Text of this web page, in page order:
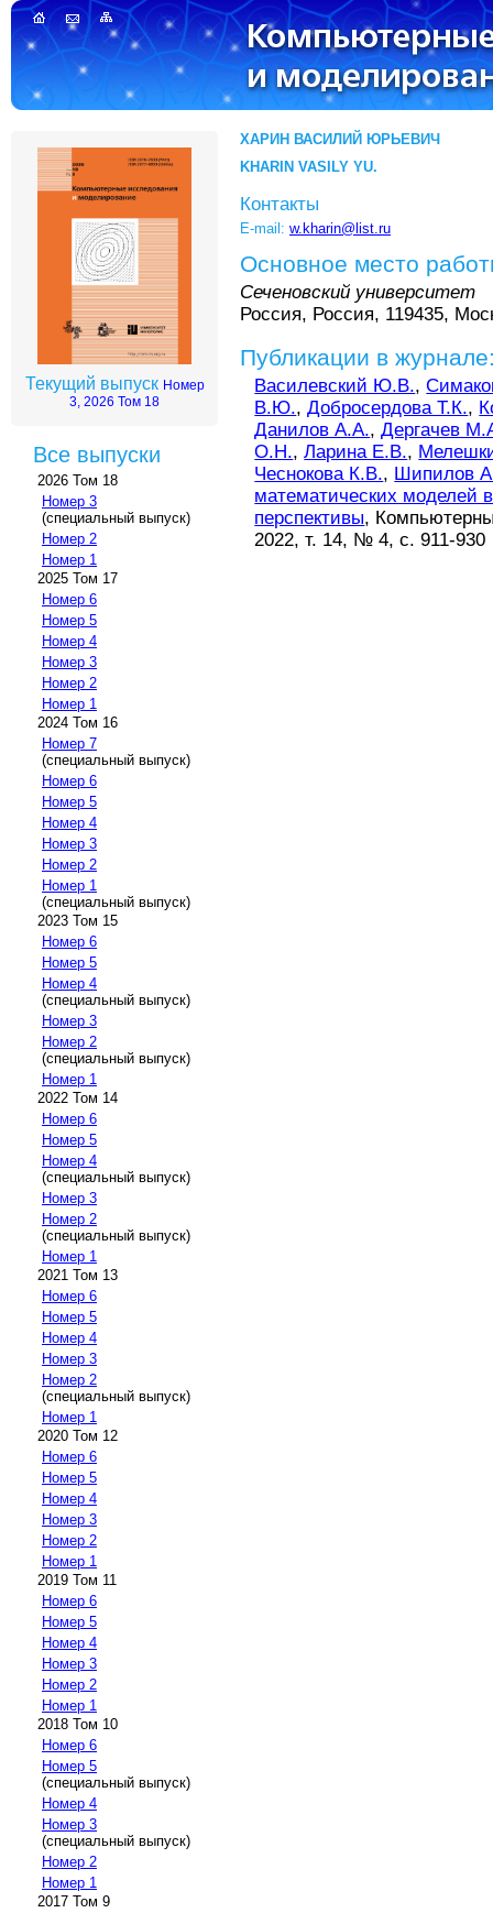
Текущий выпуск Номер
3, 2026 Том 18
Все выпуски
2026 Том 18
Номер 3
(специальный выпуск)
Номер 2
Номер 1
2025 Том 17
Номер 6
Номер 5
Номер 4
Номер 3
Номер 2
Номер 1
2024 Том 16
Номер 7
(специальный выпуск)
Номер 6
Номер 5
Номер 4
Номер 3
Номер 2
Номер 1
(специальный выпуск)
2023 Том 15
Номер 6
Номер 5
Номер 4
(специальный выпуск)
Номер 3
Номер 2
(специальный выпуск)
Номер 1
2022 Том 14
Номер 6
Номер 5
Номер 4
(специальный выпуск)
Номер 3
Номер 2
(специальный выпуск)
Номер 1
2021 Том 13
Номер 6
Номер 5
Номер 4
Номер 3
Номер 2
(специальный выпуск)
Номер 1
2020 Том 12
Номер 6
Номер 5
Номер 4
Номер 3
Номер 2
Номер 1
2019 Том 11
Номер 6
Номер 5
Номер 4
Номер 3
Номер 2
Номер 1
2018 Том 10
Номер 6
Номер 5
(специальный выпуск)
Номер 4
Номер 3
(специальный выпуск)
Номер 2
Номер 1
2017 Том 9
ХАРИН ВАСИЛИЙ ЮРЬЕВИЧ
KHARIN VASILY YU.
Контакты
E-mail: w.kharin@list.ru
Основное место
Сеченовский университет
Россия, Россия, 119435,
Публикации в
Василевский Ю.В.,
В.Ю.,Добросердова Т.К.,
Данилов А.А.,Дергачев
О.Н.,Ларина Е.В.,
Чеснокова К.В., Шипилов
математических моделей
перспективы,
2022, т. 14, № 4, с. 911-930